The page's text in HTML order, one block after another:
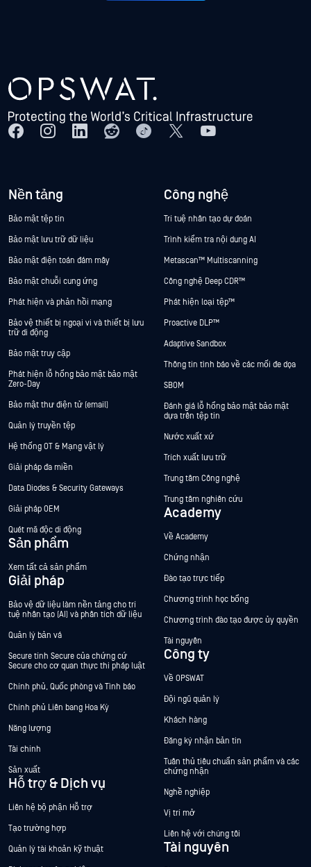
Nền tảng
Bảo mật tệp tin
Bảo mật lưu trữ dữ liệu
Bảo mật điện toán đám mây
Bảo mật chuỗi cung ứng
Phát hiện và phản hồi mạng
Bảo vệ thiết bị ngoại vi và thiết bị lưu
trữ di động
Bảo mật truy cập
Phát hiện lỗ hổng bảo mật bảo mật
Zero-Day
Bảo mật thư điện tử (email)
Quản lý truyền tệp
Hệ thống OT & Mạng vật lý
Giải pháp đa miền
Data Diodes & Security Gateways
Giải pháp OEM
Quét mã độc di động
Sản phẩm
Xem tất cả sản phẩm
Giải pháp
Bảo vệ dữ liệu làm nền tảng cho trí
tuệ nhân tạo (AI) và phân tích dữ liệu
Quản lý bản vá
Secure tính Secure của chứng cứ
Secure cho cơ quan thực thi pháp luật
Chính phủ, Quốc phòng và Tình báo
Chính phủ Liên bang Hoa Kỳ
Năng lượng
Tài chính
Sản xuất
Hỗ trợ & Dịch vụ
Liên hệ bộ phận Hỗ trợ
Tạo trường hợp
Quản lý tài khoản kỹ thuật
Công nghệ
Trí tuệ nhân tạo dự đoán
Trình kiểm tra nội dung AI
Metascan™ Multiscanning
Công nghệ Deep CDR™
Phát hiện loại tệp™
Proactive DLP™
Adaptive Sandbox
Thông tin tình báo về các mối đe dọa
SBOM
Đánh giá lỗ hổng bảo mật bảo mật
dựa trên tệp tin
Nước xuất xứ
Trích xuất lưu trữ
Trung tâm Công nghệ
Trung tâm nghiên cứu
Academy
Về Academy
Chứng nhận
Đào tạo trực tiếp
Chương trình học bổng
Chương trình đào tạo được ủy quyền
Tài nguyên
Công ty
Về OPSWAT
Đội ngũ quản lý
Khách hàng
Đăng ký nhận bản tin
Tuân thủ tiêu chuẩn sản phẩm và các
chứng nhận
Nghề nghiệp
Vị trí mở
Liên hệ với chúng tôi
Tài nguyên